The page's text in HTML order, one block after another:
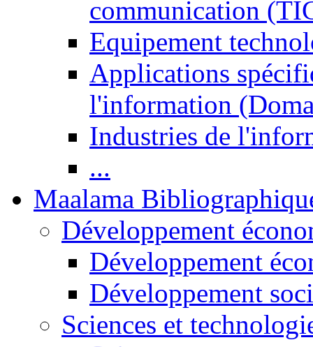
communication
Equipement
Applications
l'information
Industries de
...
Maalama
Développement
Développement
Développement
Sciences et